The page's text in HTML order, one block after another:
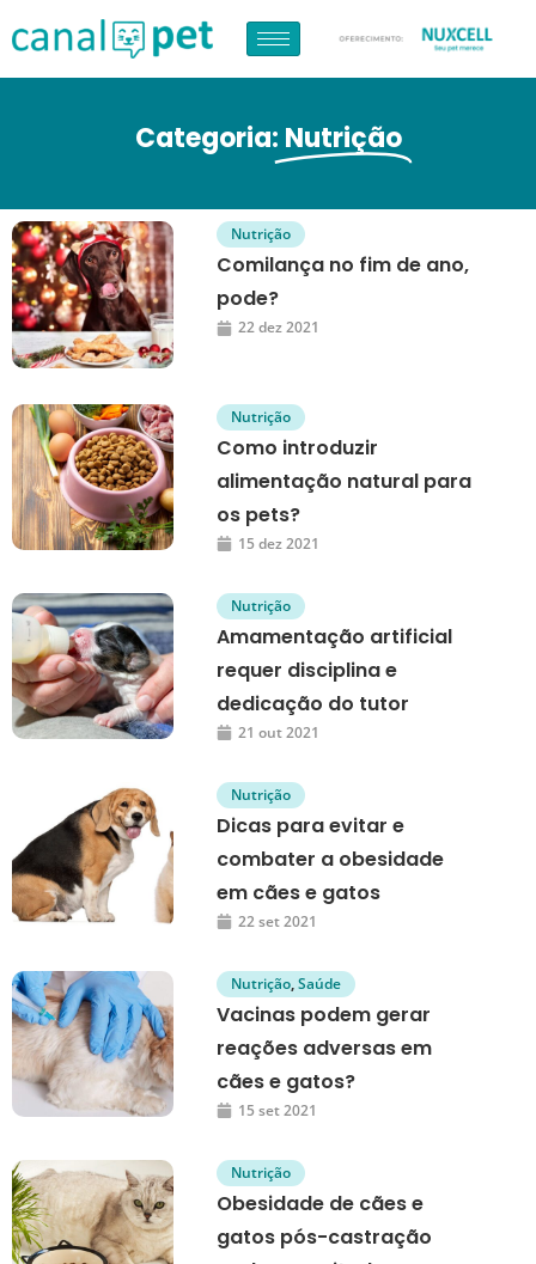
Categoria: Nutrição
Nutrição
Comilança no fim de ano,
pode?
22 dez 2021
Nutrição
Como introduzir
alimentação natural para
os pets?
15 dez 2021
Nutrição
Amamentação artificial
requer disciplina e
dedicação do tutor
21 out 2021
Nutrição
Dicas para evitar e
combater a obesidade
em cães e gatos
22 set 2021
Nutrição,Saúde
Vacinas podem gerar
reações adversas em
cães e gatos?
15 set 2021
Nutrição
Obesidade de cães e
gatos pós-castração